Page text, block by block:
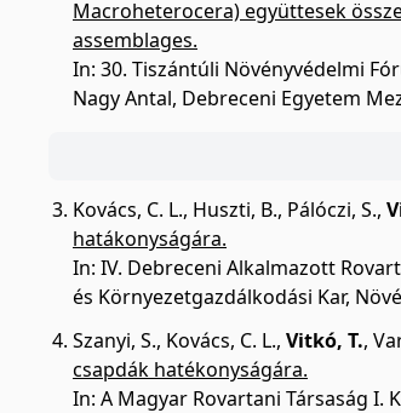
Macroheterocera) együttesek
assemblages.
In: 30. Tiszántúli Növényvédelmi
Nagy Antal, Debreceni Egyetem
Kovács, C. L., Huszti, B., Pálóczi, S.,
hatákonyságára.
In: IV. Debreceni Alkalmazott
és Környezetgazdálkodási Kar,
Szanyi, S., Kovács, C. L., Vitkó, T.,
csapdák hatékonyságára.
In: A Magyar Rovartani Társaság I.